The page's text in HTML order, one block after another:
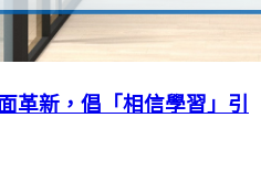
革新，倡「相信學習」引